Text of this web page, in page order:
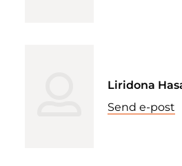
Liridona
Send e-post